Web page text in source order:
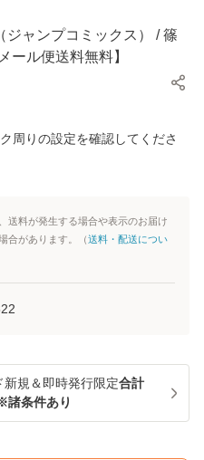
ジャンプコミックス） / 篠
ール便送料無料】
周りの設定を確認してくださ
送料が発生する場合や表示のお届け
合があります。（送料・配送につい
新規＆即時発行限定合計
諸条件あり